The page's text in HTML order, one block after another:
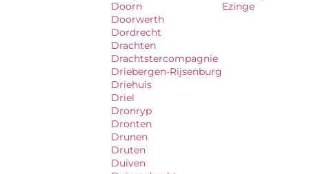
Doorn
Doorwerth
Dordrecht
Drachten
Drachtstercompagnie
Driebergen-Rijsenburg
Driehuis
Driel
Dronryp
Dronten
Drunen
Druten
Duiven
Ezinge